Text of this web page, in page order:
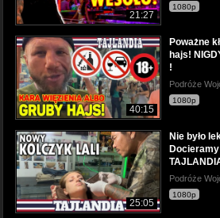
21:27
1080p
40:15
Poważne
hajs!
!
Podróże
1080p
25:05
Nie było
Podróże
1080p